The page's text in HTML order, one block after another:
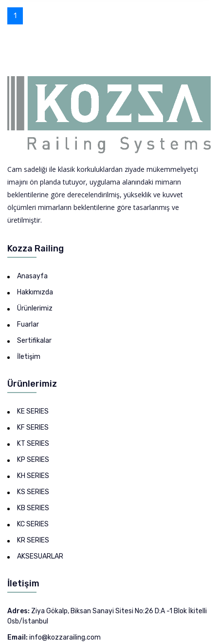
1
Cam sadeliği ile klasik korkuluklardan ziyade mükemmeliyetçi
imajını ön planda tutuyor, uygulama alanındaki mimarın
beklentilerine göre derecelendirilmiş, yükseklik ve kuvvet
ölçümleri mimarların beklentilerine göre tasarlanmış ve
üretilmiştir.
Kozza Railing
Anasayfa
Hakkımızda
Ürünlerimiz
Fuarlar
Sertifikalar
İletişim
Ürünlerimiz
KE SERIES
KF SERIES
KT SERIES
KP SERIES
KH SERIES
KS SERIES
KB SERIES
KC SERIES
KR SERIES
AKSESUARLAR
İletişim
Adres: Ziya Gökalp, Biksan Sanayi Sitesi No:26 D:A -1 Blok İkitelli
Osb/İstanbul
Email: info@kozzarailing.com